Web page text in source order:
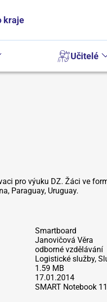
kraje
Učitelé
pro výuku DZ. Žáci ve
Paraguay, Uruguay.
Smartboard
Janovičová Věra
odborné vzdělávání
Logistické služby,
1.59 MB
17.01.2014
SMART Notebook